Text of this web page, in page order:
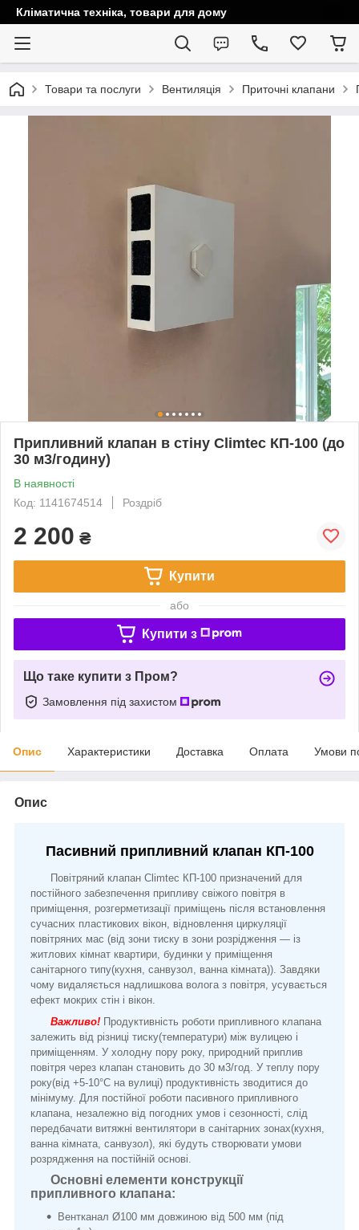
Кліматична техніка, товари для дому
Товари та послуги Вентиляція Приточні клапани
Припливний клапан в стіну Climtec КП-100 (до
30 м3/годину)
В наявності
Код: 1141674514
Роздріб
2 200 ₴
Купити
або
Купити з
Що таке купити з Пром?
Замовлення під захистом
Опис Характеристики Доставка Оплата Умови
Опис
Пасивний припливний клапан КП-100
Повітряний клапан Climtec КП-100 призначений для
постійного забезпечення припливу свіжого повітря в
приміщення, розгерметизації приміщень після встановлення
сучасних пластикових вікон, відновлення циркуляції
повітряних мас (від зони тиску в зони розрідження — із
житлових кімнат квартири, будинки у приміщення
санітарного типу(кухня, санвузол, ванна кімната)). Завдяки
чому видаляється надлишкова волога з повітря, усувається
ефект мокрих стін і вікон.
Важливо! Продуктивність роботи припливного клапана
залежить від різниці тиску(температури) між вулицею і
приміщенням. У холодну пору року, природний приплив
повітря через клапан становить до 30 м3/год. У теплу пору
року(від +5-10°С на вулиці) продуктивність зводитися до
мінімуму. Для постійної роботи пасивного припливного
клапана, незалежно від погодних умов і сезонності, слід
передбачати витяжні вентилятори в санітарних зонах(кухня,
ванна кімната, санвузол), які будуть створювати умови
розрядження на постійній основі.
Основні елементи конструкції
припливного клапана:
Вентканал Ø100 мм довжиною від 500 мм (під